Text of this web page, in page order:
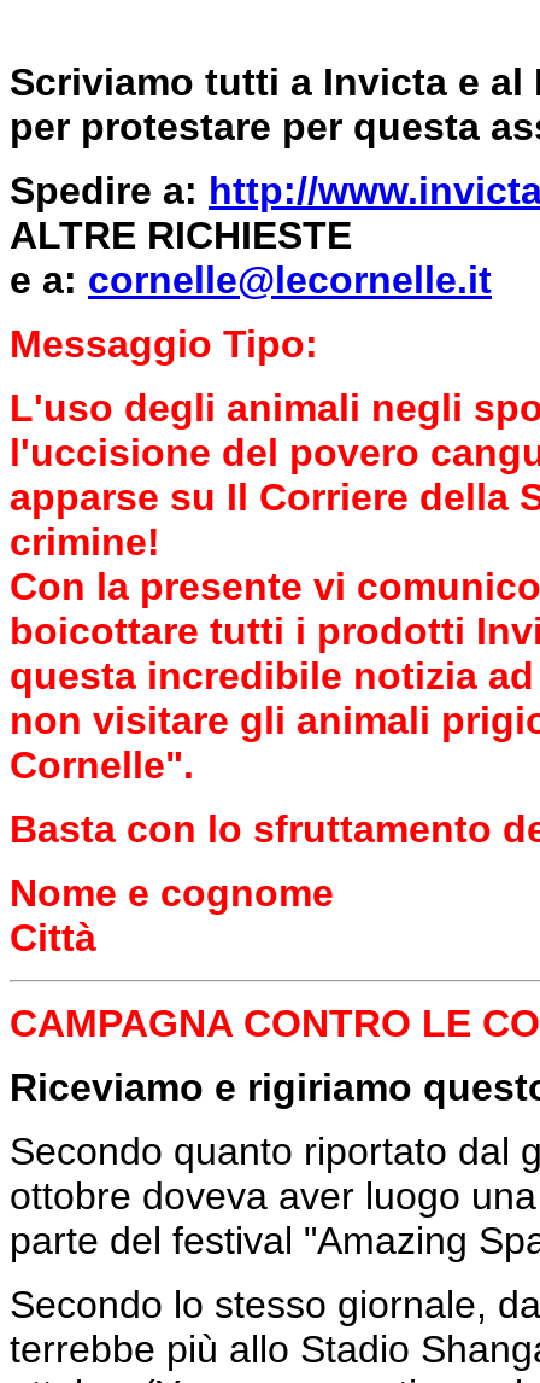
Scriviamo tutti a Invicta e
per protestare per questa
Spedire a: http://
ALTRE RICHIESTE
e a: cornelle@lecornelle.it
Messaggio Tipo:
L'uso degli animali negli
l'uccisione del povero
apparse su Il Corriere della
crimine!
Con la presente vi
boicottare tutti i prodotti
questa incredibile notizia
non visitare gli animali
Cornelle".
Basta con lo sfruttamento
Nome e cognome
Città
CAMPAGNA CONTRO LE
Riceviamo e rigiriamo
Secondo quanto riportato dal
ottobre doveva aver luogo
parte del festival "Amazing
Secondo lo stesso giornale,
terrebbe più allo Stadio